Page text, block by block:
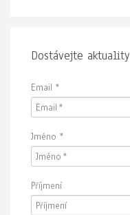
Dostávejte aktuality
Email *
Jméno *
Příjmení